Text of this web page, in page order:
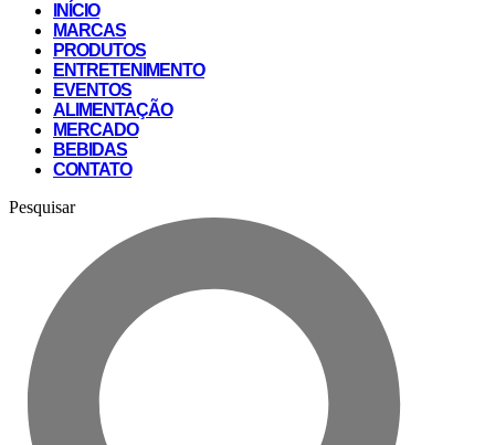
INÍCIO
MARCAS
PRODUTOS
ENTRETENIMENTO
EVENTOS
ALIMENTAÇÃO
MERCADO
BEBIDAS
CONTATO
Pesquisar